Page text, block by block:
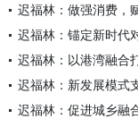
迟福林：做强消费，
迟福林：锚定新时代
迟福林：以港湾融合
迟福林：新发展模式
迟福林：促进城乡融